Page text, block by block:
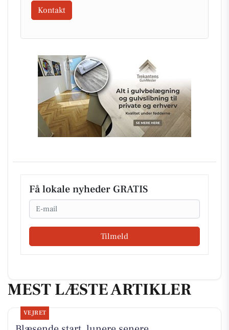
Kontakt
Få lokale nyheder GRATIS
Email
Tilmeld
MEST LÆSTE ARTIKLER
VEJRET